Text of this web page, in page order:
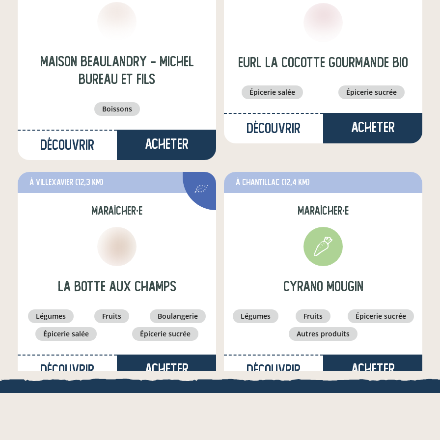
Maison Beaulandry - Michel
BUREAU et Fils
boissons
Découvrir Acheter
eurl la cocotte gourmande bio
épicerie salée épicerie sucrée
Découvrir Acheter
à Villexavier (12,3 km)
maraîcher·e
LA BOTTE AUX CHAMPS
légumes fruits
boulangerie
épicerie salée
épicerie sucrée
Découvrir Acheter
à Chantillac (12,4 km)
maraîcher·e
cyrano mougin
légumes fruits
épicerie sucrée
autres produits
Découvrir Acheter